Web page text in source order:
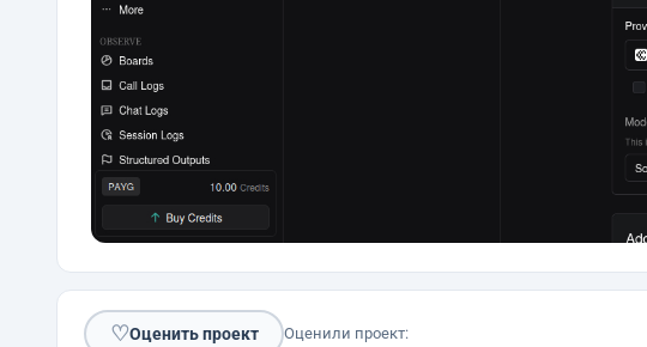
♡Оценить проект Оценили проект: